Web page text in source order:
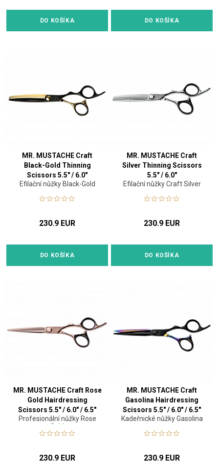
DO KOŠÍKA DO KOŠÍKA
MR. MUSTACHE Craft
Black-Gold Thinning
Scissors 5.5" / 6.0"
Efilační nůžky Black-Gold
230.9 EUR
DO KOŠÍKA
MR. MUSTACHE Craft
Silver Thinning Scissors
5.5" / 6.0"
Efilační nůžky Craft Silver
230.9 EUR
DO KOŠÍKA
MR. MUSTACHE Craft Rose
Gold Hairdressing
Scissors 5.5" / 6.0" / 6.5"
Profesionální nůžky Rose
Gold
230.9 EUR
MR. MUSTACHE Craft
Gasolina Hairdressing
Scissors 5.5" / 6.0" / 6.5"
Kadeřnické nůžky Gasolina
230.9 EUR